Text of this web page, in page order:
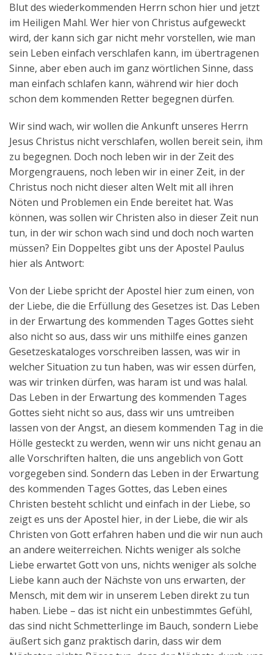
Blut des wiederkommenden Herrn schon hier und jetzt
im Heiligen Mahl. Wer hier von Christus aufgeweckt
wird, der kann sich gar nicht mehr vorstellen, wie man
sein Leben einfach verschlafen kann, im übertragenen
Sinne, aber eben auch im ganz wörtlichen Sinne, dass
man einfach schlafen kann, während wir hier doch
schon dem kommenden Retter begegnen dürfen.
Wir sind wach, wir wollen die Ankunft unseres Herrn
Jesus Christus nicht verschlafen, wollen bereit sein, ihm
zu begegnen. Doch noch leben wir in der Zeit des
Morgengrauens, noch leben wir in einer Zeit, in der
Christus noch nicht dieser alten Welt mit all ihren
Nöten und Problemen ein Ende bereitet hat. Was
können, was sollen wir Christen also in dieser Zeit nun
tun, in der wir schon wach sind und doch noch warten
müssen? Ein Doppeltes gibt uns der Apostel Paulus
hier als Antwort:
Von der Liebe spricht der Apostel hier zum einen, von
der Liebe, die die Erfüllung des Gesetzes ist. Das Leben
in der Erwartung des kommenden Tages Gottes sieht
also nicht so aus, dass wir uns mithilfe eines ganzen
Gesetzeskataloges vorschreiben lassen, was wir in
welcher Situation zu tun haben, was wir essen dürfen,
was wir trinken dürfen, was haram ist und was halal.
Das Leben in der Erwartung des kommenden Tages
Gottes sieht nicht so aus, dass wir uns umtreiben
lassen von der Angst, an diesem kommenden Tag in die
Hölle gesteckt zu werden, wenn wir uns nicht genau an
alle Vorschriften halten, die uns angeblich von Gott
vorgegeben sind. Sondern das Leben in der Erwartung
des kommenden Tages Gottes, das Leben eines
Christen besteht schlicht und einfach in der Liebe, so
zeigt es uns der Apostel hier, in der Liebe, die wir als
Christen von Gott erfahren haben und die wir nun auch
an andere weiterreichen. Nichts weniger als solche
Liebe erwartet Gott von uns, nichts weniger als solche
Liebe kann auch der Nächste von uns erwarten, der
Mensch, mit dem wir in unserem Leben direkt zu tun
haben. Liebe – das ist nicht ein unbestimmtes Gefühl,
das sind nicht Schmetterlinge im Bauch, sondern Liebe
äußert sich ganz praktisch darin, dass wir dem